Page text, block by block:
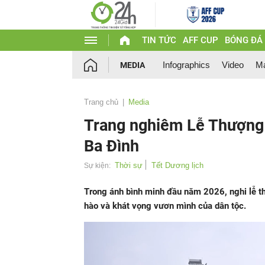
TIN TỨC AFF CUP BÓNG ĐÁ
MEDIA Infographics Video
Trang chủ Media
Trang nghiêm Lễ
Ba Đình
Sự kiện: Thời sự Tết Dương lịch
Trong ánh bình minh đầu năm 2026, nghi lễ
hào và khát vọng vươn mình của dân tộc.